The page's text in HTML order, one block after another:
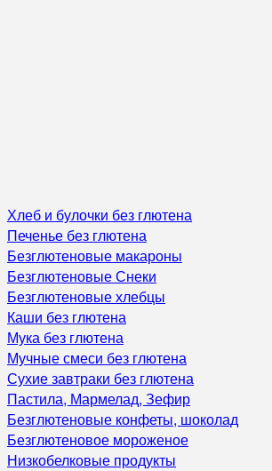
Хлеб и булочки без глютена
Печенье без глютена
Безглютеновые макароны
Безглютеновые Снеки
Безглютеновые хлебцы
Каши без глютена
Мука без глютена
Мучные смеси без глютена
Сухие завтраки без глютена
Пастила, Мармелад, Зефир
Безглютеновые конфеты, шоколад
Безглютеновое мороженое
Низкобелковые продукты